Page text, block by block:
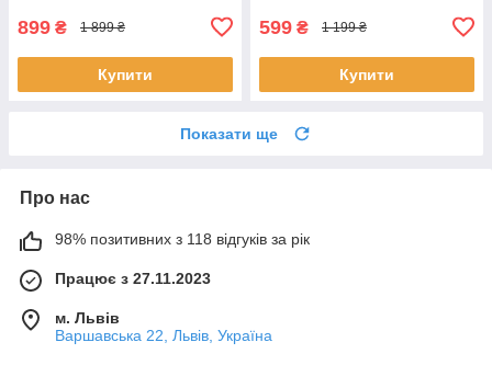
899 ₴ 1 899 ₴
Купити
599 ₴ 1 199 ₴
Купити
Показати ще
Про нас
98% позитивних з 118 відгуків за рік
Працює з 27.11.2023
м. Львів
Варшавська 22, Львів, Україна